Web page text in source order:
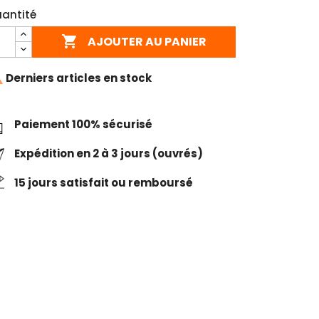
 AJOUTER AU PANIER
Derniers articles en stock
Paiement 100% sécurisé
Expédition en 2 à 3 jours (ouvrés)
15 jours satisfait ou remboursé